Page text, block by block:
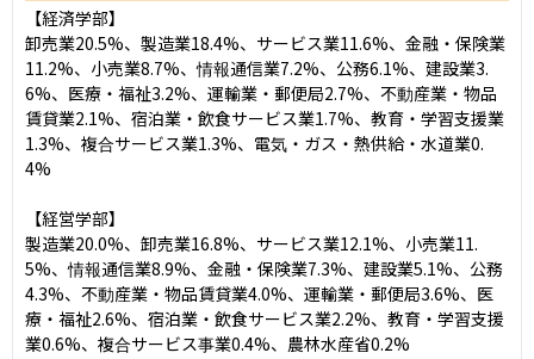
【経済学部】
卸売業20.5%、製造業18.4%、サービス業11.6%、金融・保険業
11.2%、小売業8.7%、情報通信業7.2%、公務6.1%、建設業3.
6%、医療・福祉3.2%、運輸業・郵便局2.7%、不動産業・物品
賃貸業2.1%、宿泊業・飲食サービス業1.7%、教育・学習支援業
1.3%、複合サービス業1.3%、電気・ガス・熱供給・水道業0.
4%
【経営学部】
製造業20.0%、卸売業16.8%、サービス業12.1%、小売業11.
5%、情報通信業8.9%、金融・保険業7.3%、建設業5.1%、公務
4.3%、不動産業・物品賃貸業4.0%、運輸業・郵便局3.6%、医
療・福祉2.6%、宿泊業・飲食サービス業2.2%、教育・学習支援
業0.6%、複合サービス事業0.4%、農林水産省0.2%